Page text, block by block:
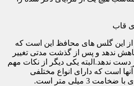
قاب
از این گلس های محافظ این است که
ندهد و پس از گذشت مدتی تغییر
دست ندهد.البته یکی دیگر از نکات مهم
است که دارای انواع مختلفی
3 میلی متر است.